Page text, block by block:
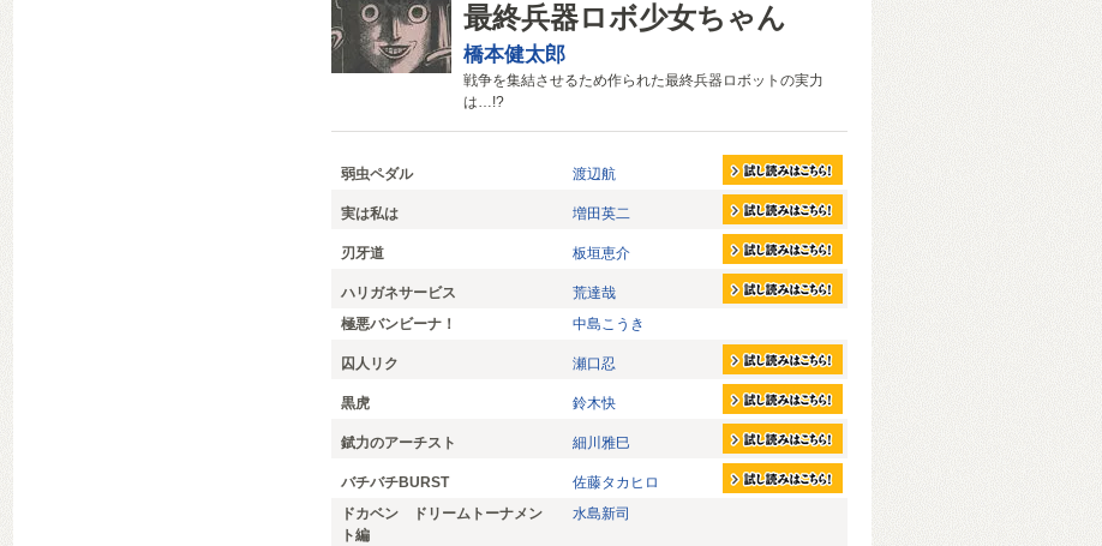
最終兵器ロボ少女ちゃん
橋本健太郎
戦争を集結させるため作られた最終兵器ロボットの実力
は…!?
弱虫ペダル 渡辺航
実は私は 増田英二
刃牙道 板垣恵介
ハリガネサービス
荒達哉
極悪バンビーナ！
中島こうき
囚人リク 瀬口忍
黒虎 鈴木快
錻力のアーチスト 細川雅巳
バチバチBURST
佐藤タカヒロ
ドカベン ドリームトーナメン
ト編
水島新司